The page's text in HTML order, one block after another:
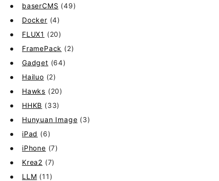
baserCMS (49)
Docker (4)
FLUX1 (20)
FramePack (2)
Gadget (64)
Hailuo (2)
Hawks (20)
HHKB (33)
Hunyuan Image (3)
iPad (6)
iPhone (7)
Krea2 (7)
LLM (11)